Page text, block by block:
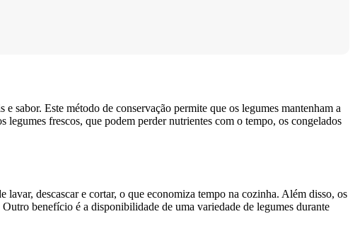
sabor. Este método de conservação permite que os legumes mantenham a
frescos, que podem perder nutrientes com o tempo, os congelados
descascar e cortar, o que economiza tempo na cozinha. Além disso, os
benefício é a disponibilidade de uma variedade de legumes durante